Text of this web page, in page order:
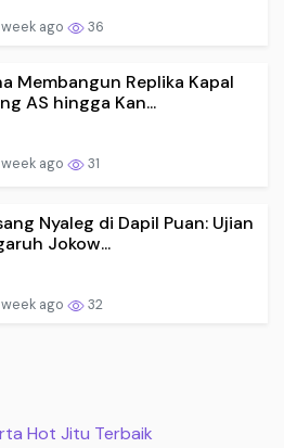
week ago 36
Membangun Replika Kapal
AS hingga Kan...
week ago 31
Nyaleg di Dapil Puan: Ujian
Jokow...
week ago 32
Hot Jitu Terbaik